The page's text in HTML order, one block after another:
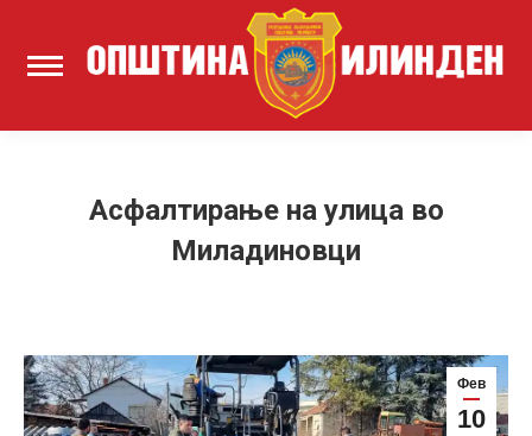
Асфалтирање на улица во
Миладиновци
Фев
10